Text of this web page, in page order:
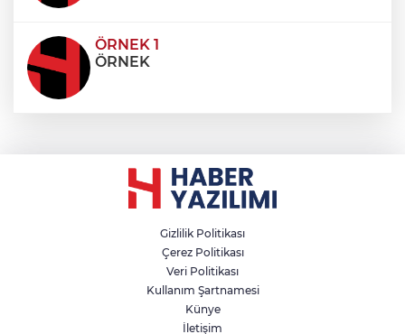
ÖRNEK 1
ÖRNEK
Gizlilik Politikası
Çerez Politikası
Veri Politikası
Kullanım Şartnamesi
Künye
İletişim